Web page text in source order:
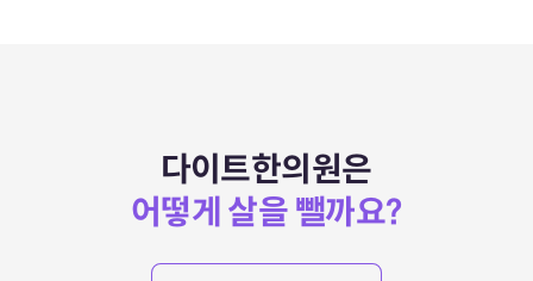
다이트한의원은
어떻게 살을 뺄까요?